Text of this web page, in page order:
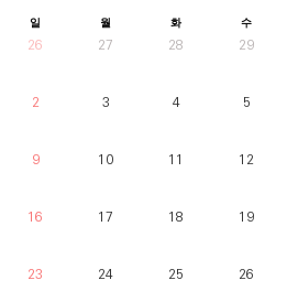
일 월 화 수
26 27 28 29
2 3 4 5
9 10 11 12
16 17 18 19
23 24 25 26